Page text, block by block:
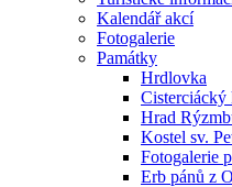
Kalendář akcí
Fotogalerie
Památky
Hrdlovka
Cisterciácký
Hrad
Kostel sv.
Fotogalerie
Erb pánů z